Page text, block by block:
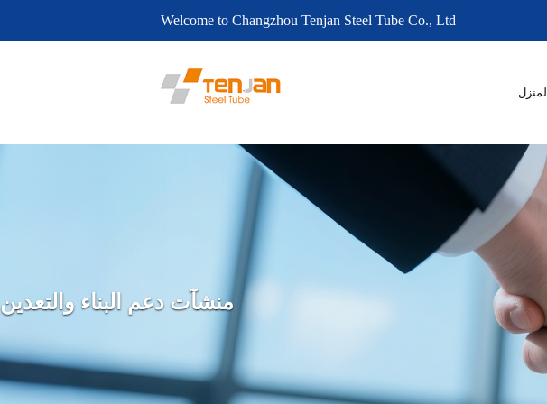
Welcome to Changzhou Tenjan Steel Tube Co., Ltd
المنزل
منشآت دعم البناء والتعدين